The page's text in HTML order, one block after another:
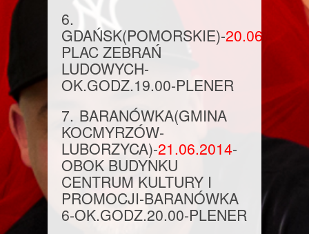
6.
GDAŃSK(POMORSKIE)-20.06.2014–
PLAC ZEBRAŃ
LUDOWYCH-
OK.GODZ.19.00-PLENER
7. BARANÓWKA(GMINA
KOCMYRZÓW-
LUBORZYCA)-21.06.2014-
OBOK BUDYNKU
CENTRUM KULTURY I
PROMOCJI-BARANÓWKA
6-OK.GODZ.20.00-PLENER